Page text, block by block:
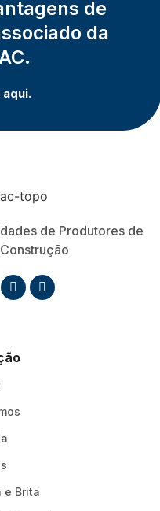
de
da
aqui.
de Produtores de
e Brita